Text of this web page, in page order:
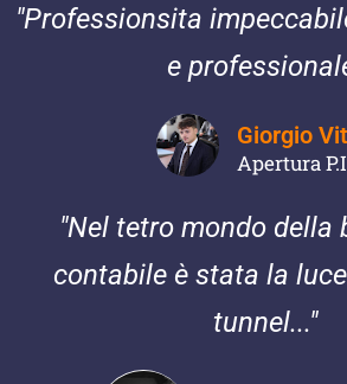
"Professionsita
e
Giorgio
Apertura
"Nel tetro mondo della
contabile è stata la
tunnel..."